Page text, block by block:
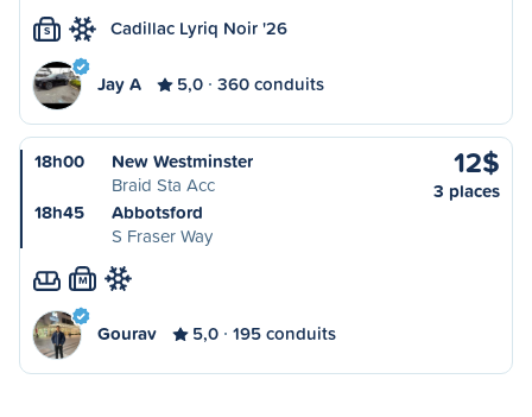
S Cadillac Lyriq Noir '26
Jay A 5,0 360 conduits
18h00
New Westminster
Braid Sta Acc
18h45
Abbotsford
S Fraser Way
12$
3 places
M
Gourav 5,0 195 conduits